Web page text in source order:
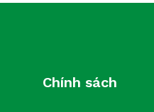
Chính sách